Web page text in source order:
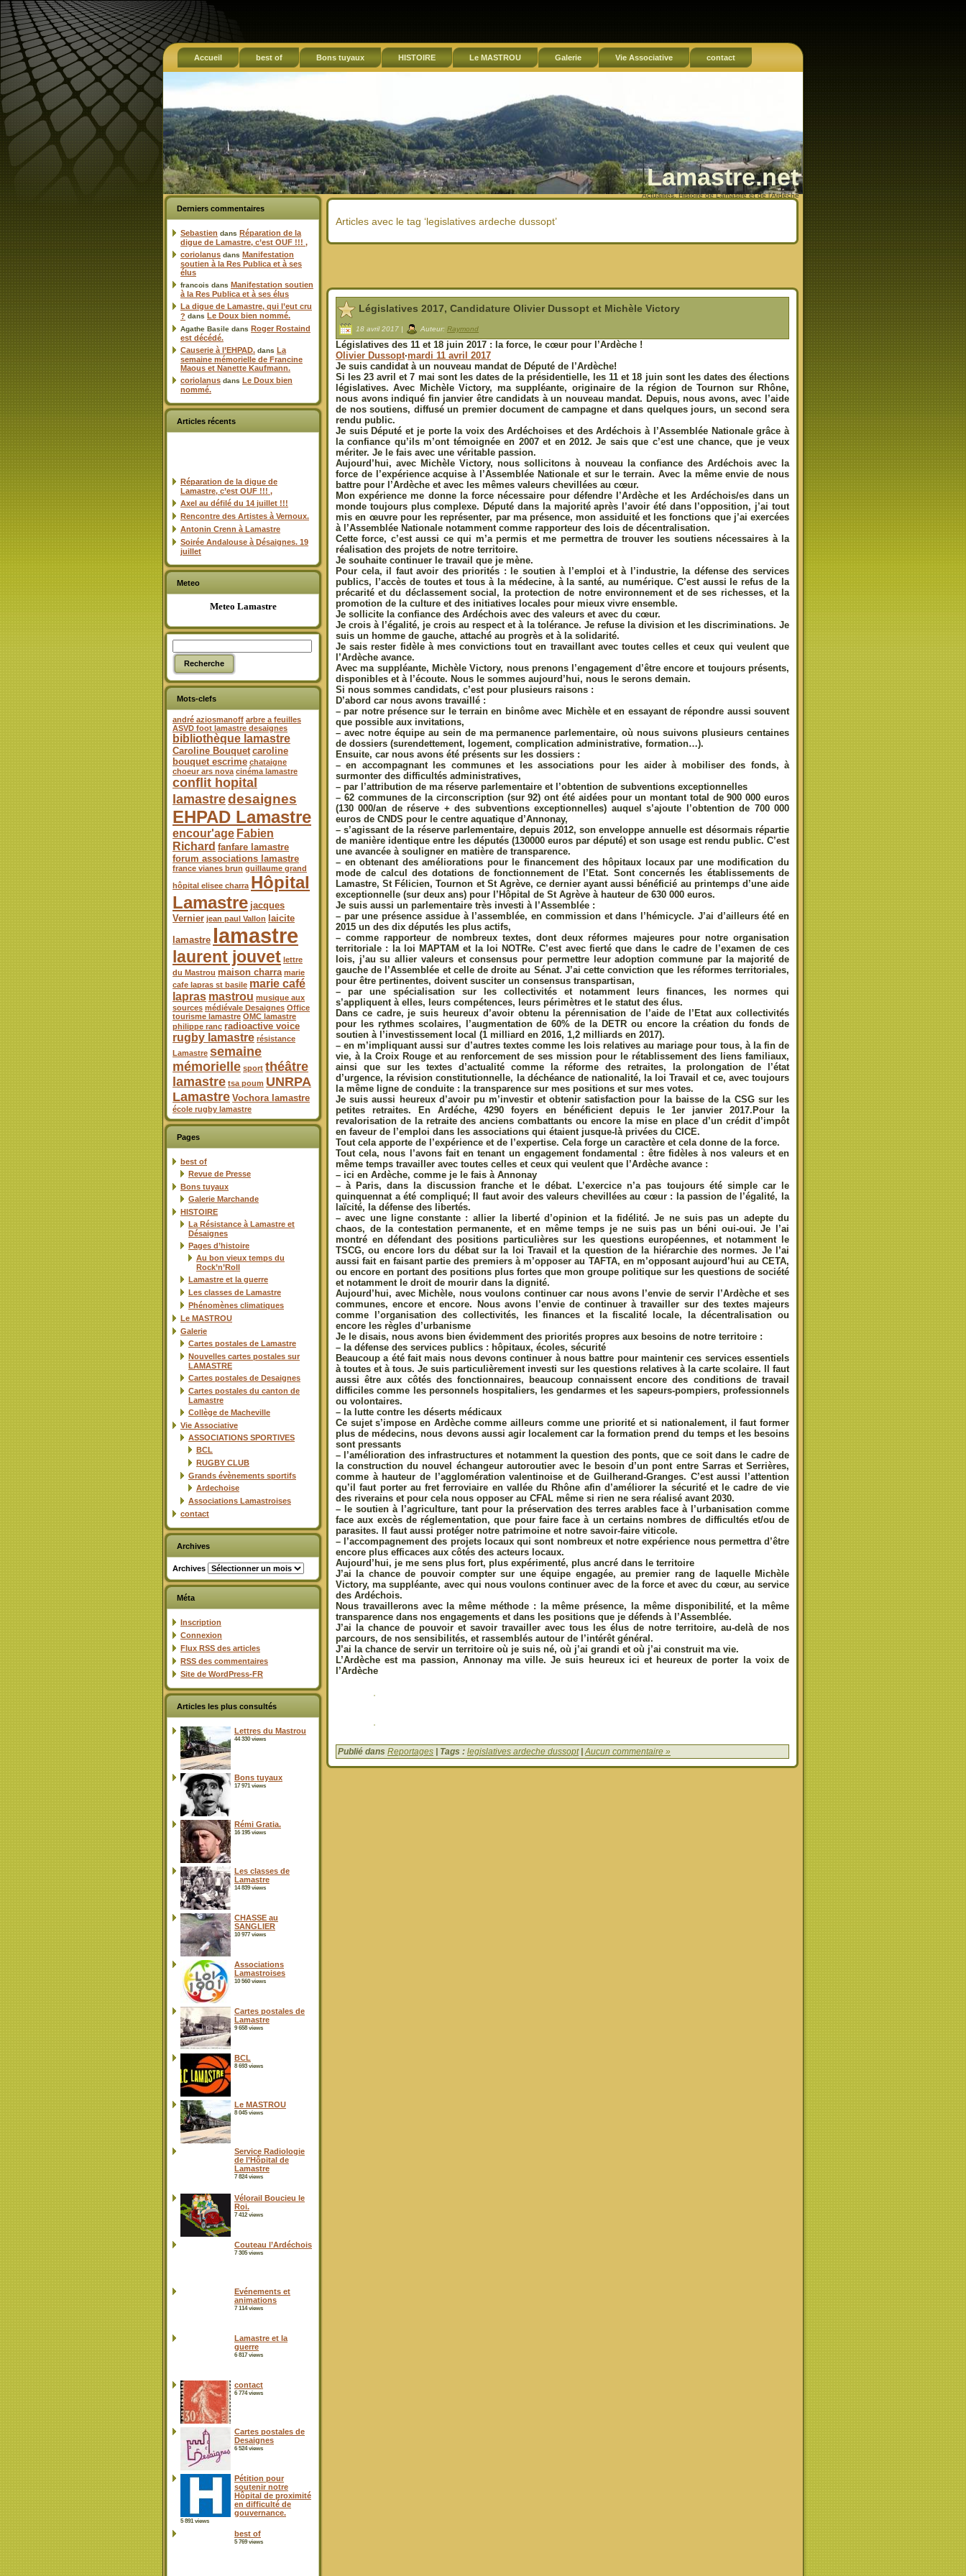
Accueil best of Bons tuyaux HISTOIRE Le MASTROU Galerie Vie Associative contact
Lamastre.net
Actualités, Histoire de Lamastre et de l'Ardèche
Derniers commentaires
Sebastien dans Réparation de la
digue de Lamastre, c’est OUF !!! ,
coriolanus dans Manifestation
soutien à la Res Publica et à ses
élus
francois dans Manifestation soutien
à la Res Publica et à ses élus
La digue de Lamastre, qui l’eut cru
? dans Le Doux bien nommé.
Agathe Basile dans Roger Rostaind
est décédé.
Causerie à l’EHPAD. dans La
semaine mémorielle de Francine
Maous et Nanette Kaufmann.
coriolanus dans Le Doux bien
nommé.
Articles récents
Réparation de la digue de
Lamastre, c’est OUF !!! ,
Axel au défilé du 14 juillet !!!
Rencontre des Artistes à Vernoux.
Antonin Crenn à Lamastre
Soirée Andalouse à Désaignes. 19
juillet
Meteo
Meteo Lamastre
Mots-clefs
andré aziosmanoff arbre a feuilles
ASVD foot lamastre desaignes
bibliothèque lamastre
Caroline Bouquet caroline
bouquet escrime chataigne
choeur ars nova cinéma lamastre
conflit hopital
lamastredesaignes
EHPAD Lamastre
encour'age Fabien
Richard fanfare lamastre
forum associations lamastre
france vianes brun guillaume grand
hôpital elisee charra Hôpital
Lamastre jacques
Vernier jean paul Vallon
laicite
lamastre lamastre
laurent jouvet lettre
du Mastrou maison charra marie
cafe lapras st basile marie café
lapras mastrou musique aux
sources médiévale Desaignes Office
tourisme lamastre OMC lamastre
philippe ranc radioactive voice
rugby lamastre résistance
Lamastre semaine
mémorielle sport théâtre
lamastre tsa poum UNRPA
Lamastre Vochora lamastre
école rugby lamastre
Pages
best of
Revue de Presse
Bons tuyaux
Galerie Marchande
HISTOIRE
La Résistance à Lamastre et
Désaignes
Pages d’histoire
Au bon vieux temps du
Rock’n’Roll
Lamastre et la guerre
Les classes de Lamastre
Phénomènes climatiques
Le MASTROU
Galerie
Cartes postales de Lamastre
Nouvelles cartes postales sur
LAMASTRE
Cartes postales de Desaignes
Cartes postales du canton de
Lamastre
Collège de Macheville
Vie Associative
ASSOCIATIONS SPORTIVES
BCL
RUGBY CLUB
Grands évènements sportifs
Ardechoise
Associations Lamastroises
contact
Archives
Archives
Méta
Inscription
Connexion
Flux RSS des articles
RSS des commentaires
Site de WordPress-FR
Articles les plus consultés
Lettres du Mastrou
44 330 views
Bons tuyaux
17 971 views
Rémi Gratia.
16 195 views
Les classes de
Lamastre
14 839 views
CHASSE au
SANGLIER
10 977 views
Associations
Lamastroises
10 560 views
Cartes postales de
Lamastre
9 658 views
BCL
8 693 views
Le MASTROU
8 045 views
Service Radiologie
de l’Hôpital de
Lamastre
7 824 views
Vélorail Boucieu le
Roi.
7 412 views
Couteau l’Ardéchois
7 305 views
Evénements et
animations
7 114 views
Lamastre et la
guerre
6 817 views
contact
6 774 views
Cartes postales de
Desaignes
6 524 views
Pétition pour
soutenir notre
Hôpital de proximité
en difficulté de
gouvernance.
5 891 views
best of
5 769 views
Articles avec le tag ‘legislatives ardeche dussopt’
Législatives 2017, Candidature Olivier Dussopt et Michèle Victory
18 avril 2017 | Auteur: Raymond
Législatives des 11 et 18 juin 2017 : la force, le cœur pour l’Ardèche !
Olivier Dussopt·mardi 11 avril 2017
Je suis candidat à un nouveau mandat de Député de l’Ardèche!
Si les 23 avril et 7 mai sont les dates de la présidentielle, les 11 et 18 juin sont les dates des élections
législatives. Avec Michèle Victory, ma suppléante, originaire de la région de Tournon sur Rhône,
nous avons indiqué fin janvier être candidats à un nouveau mandat. Depuis, nous avons, avec l’aide
de nos soutiens, diffusé un premier document de campagne et dans quelques jours, un second sera
rendu public.
Je suis Député et je porte la voixdes Ardéchoises et des Ardéchois à l’Assemblée Nationale grâce à
la confiance qu’ils m’ont témoignée en 2007 et en 2012. Je sais que c’est une chance, que je veux
mériter. Je le fais avec une véritable passion.
Aujourd’hui, avec Michèle Victory, nous sollicitons à nouveau la confiance des Ardéchois avec la
force de l’expérience acquise à l’Assemblée Nationale et sur le terrain. Avec la même envie de nous
battre pour l’Ardèche et avec les mêmes valeurs chevillées au cœur.
Mon expérience me donne la force nécessaire pour défendre l’Ardèche et les Ardéchois/es dans un
monde toujours plus complexe. Député dans la majorité après l’avoir été dans l’opposition, j’ai tout
mis en œuvre pour les représenter, par ma présence, mon assiduité et les fonctions que j’ai exercées
à l’Assemblée Nationale notamment comme rapporteur des lois de décentralisation.
Cette force, c’est aussi ce qui m’a permis et me permettra de trouver les soutiens nécessaires à la
réalisation des projets de notre territoire.
Je souhaite continuer le travail que je mène.
Pour cela, il faut avoir des priorités : le soutien à l’emploi et à l’industrie, la défense des services
publics, l’accès de toutes et tous à la médecine, à la santé, au numérique. C’est aussi le refus de la
précarité et du déclassement social, la protection de notre environnement et de ses richesses, et la
promotion de la culture et des initiatives locales pour mieux vivre ensemble.
Je sollicite la confiance des Ardéchois avec des valeurs et avec du cœur.
Je crois à l’égalité, je crois au respect et à la tolérance. Je refuse la division et les discriminations. Je
suis un homme de gauche, attaché au progrès et à la solidarité.
Je sais rester fidèle à mes convictions tout en travaillant avec toutes celles et ceux qui veulent que
l’Ardèche avance.
Avec ma suppléante, Michèle Victory, nous prenons l’engagement d’être encore et toujours présents,
disponibles et à l’écoute. Nous le sommes aujourd’hui, nous le serons demain.
Si nous sommes candidats, c’est pour plusieurs raisons :
D’abord car nous avons travaillé :
– par notre présence sur le terrain en binôme avec Michèle et en essayant de répondre aussi souvent
que possible aux invitations,
– avec notre équipe au sein de ma permanence parlementaire, où nous suivons plusieurs centaines
de dossiers (surendettement, logement, complication administrative, formation…).
Ensuite, car nous avons été présents sur les dossiers :
– en accompagnant les communes et les associations pour les aider à mobiliser des fonds, à
surmonter des difficultés administratives,
– par l’attribution de ma réserve parlementaire et l’obtention de subventions exceptionnelles
– 62 communes de la circonscription (sur 92) ont été aidées pour un montant total de 900 000 euros
(130 000/an de réserve + des subventions exceptionnelles) auquel s’ajoute l’obtention de 700 000
euros de CNDS pour le centre aquatique d’Annonay,
– s’agissant de la réserve parlementaire, depuis 2012, son enveloppe annuelle est désormais répartie
de manière identique entre les députés (130000 euros par député) et son usage est rendu public. C’est
une avancée à souligner en matière de transparence.
– en obtenant des améliorations pour le financement des hôpitaux locaux par une modification du
mode de calcul des dotations de fonctionnement de l’Etat. Sont concernés les établissements de
Lamastre, St Félicien, Tournon et St Agrève, ce dernier ayant aussi bénéficié au printemps d’une aide
exceptionnelle (sur deux ans) pour l’Hôpital de St Agrève à hauteur de 630 000 euros.
Je suis aussi un parlementaire très investi à l’Assemblée :
– par une présence assidue à l’assemblée, en commission et dans l’hémicycle. J’ai d’ailleurs été en
2015 un des dix députés les plus actifs,
– comme rapporteur de nombreux textes, dont deux réformes majeures pour notre organisation
territoriale : la loi MAPTAM et la loi NOTRe. C’est avec fierté que dans le cadre de l’examen de ces
lois, j’au su allier valeurs et consensus pour permettre leur adoption commune par la majorité de
gauche de l’Assemblée et celle de droite au Sénat. J’ai cette conviction que les réformes territoriales,
pour être pertinentes, doivent susciter un consensus transpartisan,
– par une spécialisation sur les collectivités et notamment leurs finances, les normes qui
s’appliquent à elles, leurs compétences, leurs périmètres et le statut des élus.
Dans ce cadre, je suis heureux d’avoir obtenu la pérennisation de l’aide de l’Etat aux collectivités
pour les rythmes scolaires, l’augmentation de 60% de la DETR ou encore la création du fonds de
soutien à l’investissement local (1 milliard en 2016, 1,2 milliards en 2017).
– en m’impliquant aussi sur d’autres textes comme les lois relatives au mariage pour tous, à la fin de
vie, à la Croix Rouge et au renforcement de ses mission pour le rétablissement des liens familiaux,
ainsi que sur les textes d’actualité comme la réforme des retraites, la prolongation de l’état
d’urgence, la révision constitutionnelle, la déchéance de nationalité, la loi Travail et ce, avec toujours
la même ligne de conduite : la transparence sur mes positions et sur mes votes.
Je suis aussi heureux d’avoir pu m’investir et obtenir satisfaction pour la baisse de la CSG sur les
petites retraites. En Ardéche, 4290 foyers en bénéficient depuis le 1er janvier 2017.Pour la
revalorisation de la retraite des anciens combattants ou encore la mise en place d’un crédit d’impôt
en faveur de l’emploi dans les associations qui étaient jusque-là privées du CICE.
Tout cela apporte de l’expérience et de l’expertise. Cela forge un caractère et cela donne de la force.
Tout cela, nous l’avons fait en tenant un engagement fondamental : être fidèles à nos valeurs et en
même temps travailler avec toutes celles et ceux qui veulent que l’Ardèche avance :
– ici en Ardèche, comme je le fais à Annonay
– à Paris, dans la discussion franche et le débat. L’exercice n’a pas toujours été simple car le
quinquennat a été compliqué; Il faut avoir des valeurs chevillées au cœur : la passion de l’égalité, la
laïcité, la défense des libertés.
– avec une ligne constante : allier la liberté d’opinion et la fidélité. Je ne suis pas un adepte du
chaos, de la contestation permanente, et en même temps je ne suis pas un béni oui-oui. Je l’ai
montré en défendant des positions particulières sur les questions européennes, et notamment le
TSCG, ou encore lors du débat sur la loi Travail et la question de la hiérarchie des normes. Je l’ai
aussi fait en faisant partie des premiers à m’opposer au TAFTA, en m’opposant aujourd’hui au CETA,
ou encore en portant des positions plus fortes que mon groupe politique sur les questions de société
et notamment le droit de mourir dans la dignité.
Aujourd’hui, avec Michèle, nous voulons continuer car nous avons l’envie de servir l’Ardèche et ses
communes, encore et encore. Nous avons l’envie de continuer à travailler sur des textes majeurs
comme l’organisation des collectivités, les finances et la fiscalité locale, la décentralisation ou
encore les règles d’urbanisme
Je le disais, nous avons bien évidemment des priorités propres aux besoins de notre territoire :
– la défense des services publics : hôpitaux, écoles, sécurité
Beaucoup a été fait mais nous devons continuer à nous battre pour maintenir ces services essentiels
à toutes et à tous. Je suis particulièrement investi sur les questions relatives à la carte scolaire. Il faut
aussi être aux côtés des fonctionnaires, beaucoup connaissent encore des conditions de travail
difficiles comme les personnels hospitaliers, les gendarmes et les sapeurs-pompiers, professionnels
ou volontaires.
– la lutte contre les déserts médicaux
Ce sujet s’impose en Ardèche comme ailleurs comme une priorité et si nationalement, il faut former
plus de médecins, nous devons aussi agir localement car la formation prend du temps et les besoins
sont pressants
– l’amélioration des infrastructures et notamment la question des ponts, que ce soit dans le cadre de
la construction du nouvel échangeur autoroutier avec le besoin d’un pont entre Sarras et Serrières,
comme à hauteur de l’agglomération valentinoise et de Guilherand-Granges. C’est aussi l’attention
qu’il faut porter au fret ferroviaire en vallée du Rhône afin d’améliorer la sécurité et le cadre de vie
des riverains et pour cela nous opposer au CFAL même si rien ne sera réalisé avant 2030.
– le soutien à l’agriculture, tant pour la préservation des terres arables face à l’urbanisation comme
face aux excès de réglementation, que pour faire face à un certains nombres de difficultés et/ou de
parasites. Il faut aussi protéger notre patrimoine et notre savoir-faire viticole.
– l’accompagnement des projets locaux qui sont nombreux et notre expérience nous permettra d’être
encore plus efficaces aux côtés des acteurs locaux.
Aujourd’hui, je me sens plus fort, plus expérimenté, plus ancré dans le territoire
J’ai la chance de pouvoir compter sur une équipe engagée, au premier rang de laquelle Michèle
Victory, ma suppléante, avec qui nous voulons continuer avec de la force et avec du cœur, au service
des Ardéchois.
Nous travaillerons avec la même méthode : la même présence, la même disponibilité, et la même
transparence dans nos engagements et dans les positions que je défends à l’Assemblée.
J’ai la chance de pouvoir et savoir travailler avec tous les élus de notre territoire, au-delà de nos
parcours, de nos sensibilités, et rassemblés autour de l’intérêt général.
J’ai la chance de servir un territoire où je suis né, où j’ai grandi et où j’ai construit ma vie.
L’Ardèche est ma passion, Annonay ma ville. Je suis heureux ici et heureux de porter la voix de
l’Ardèche
Publié dans Reportages | Tags : legislatives ardeche dussopt|Aucun commentaire »